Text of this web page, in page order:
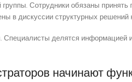
Сотрудники обязаны
в дискуссии структурных решений
делятся информацией
начинают